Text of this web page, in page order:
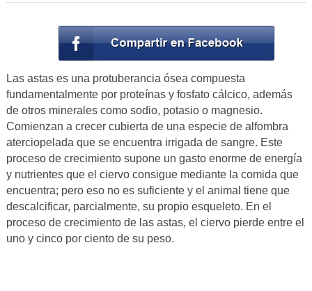
Las astas es una protuberancia ósea compuesta
fundamentalmente por proteínas y fosfato cálcico, además
de otros minerales como sodio, potasio o magnesio.
Comienzan a crecer cubierta de una especie de alfombra
aterciopelada que se encuentra irrigada de sangre. Este
proceso de crecimiento supone un gasto enorme de energía
y nutrientes que el ciervo consigue mediante la comida que
encuentra; pero eso no es suficiente y el animal tiene que
descalcificar, parcialmente, su propio esqueleto. En el
proceso de crecimiento de las astas, el ciervo pierde entre el
uno y cinco por ciento de su peso.